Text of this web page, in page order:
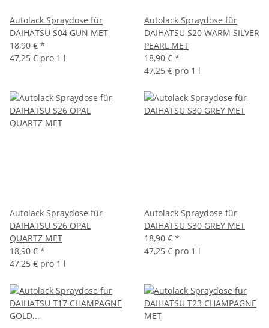
Autolack Spraydose für
DAIHATSU S04 GUN MET
18,90 € *
47,25 € pro 1 l
Autolack Spraydose für
DAIHATSU S20 WARM SILVER
PEARL MET
18,90 € *
47,25 € pro 1 l
Autolack Spraydose für
DAIHATSU S26 OPAL
QUARTZ MET
18,90 € *
47,25 € pro 1 l
Autolack Spraydose für
DAIHATSU S30 GREY MET
18,90 € *
47,25 € pro 1 l